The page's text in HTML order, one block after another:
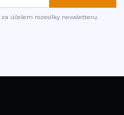
za účelem rozesílky newsletteru.